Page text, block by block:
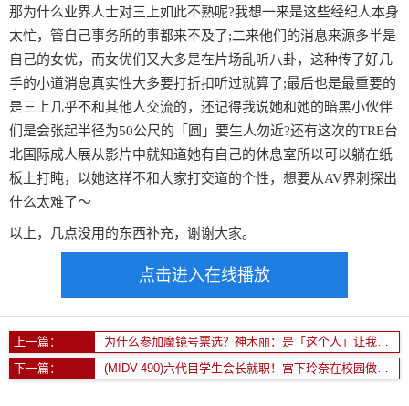
那为什么业界人士对三上如此不熟呢?我想一来是这些经纪人本身
太忙，管自己事务所的事都来不及了;二来他们的消息来源多半是
自己的女优，而女优们又大多是在片场乱听八卦，这种传了好几
手的小道消息真实性大多要打折扣听过就算了;最后也是最重要的
是三上几乎不和其他人交流的，还记得我说她和她的暗黑小伙伴
们是会张起半径为50公尺的「圆」要生人勿近?还有这次的TRE台
北国际成人展从影片中就知道她有自己的休息室所以可以躺在纸
板上打盹，以她这样不和大家打交道的个性，想要从AV界刺探出
什么太难了〜
以上，几点没用的东西补充，谢谢大家。
点击进入在线播放
上一篇：
为什么参加魔镜号票选？神木丽：是「这个人」让我开始憧憬AV界的！
下一篇：
(MIDV-490)六代目学生会长就职！宫下玲奈在校园做荒唐事！